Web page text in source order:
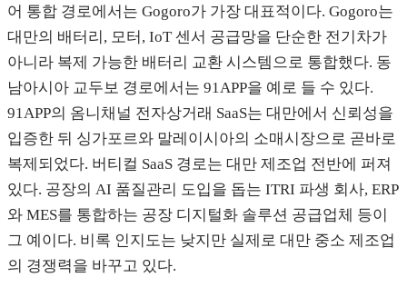
어 통합 경로에서는 Gogoro가 가장 대표적이다. Gogoro는
대만의 배터리, 모터, IoT 센서 공급망을 단순한 전기차가
아니라 복제 가능한 배터리 교환 시스템으로 통합했다. 동
남아시아 교두보 경로에서는 91APP을 예로 들 수 있다.
91APP의 옴니채널 전자상거래 SaaS는 대만에서 신뢰성을
입증한 뒤 싱가포르와 말레이시아의 소매시장으로 곧바로
복제되었다. 버티컬 SaaS 경로는 대만 제조업 전반에 퍼져
있다. 공장의 AI 품질관리 도입을 돕는 ITRI 파생 회사, ERP
와 MES를 통합하는 공장 디지털화 솔루션 공급업체 등이
그 예이다. 비록 인지도는 낮지만 실제로 대만 중소 제조업
의 경쟁력을 바꾸고 있다.